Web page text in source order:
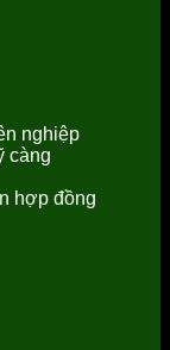
nghiệp
càng
hợp đồng